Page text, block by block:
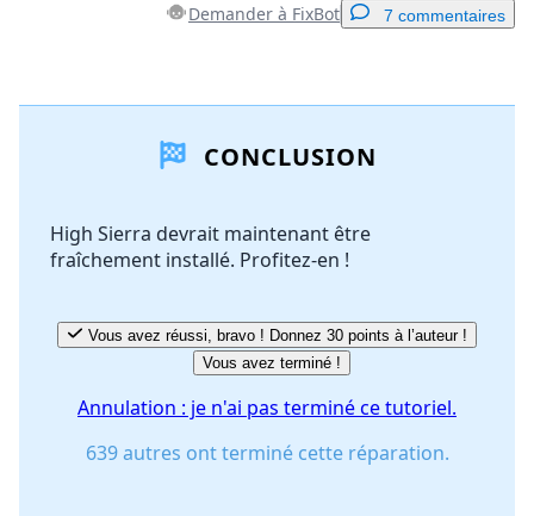
Demander à FixBot 7 commentaires
Ajouter un commentaire
Annuler Publier un commentaire
CONCLUSION
High Sierra devrait maintenant être
fraîchement installé. Profitez-en !
Vous avez réussi, bravo ! Donnez 30 points à l’auteur !
Vous avez terminé !
Annulation : je n'ai pas terminé ce tutoriel.
639 autres ont terminé cette réparation.